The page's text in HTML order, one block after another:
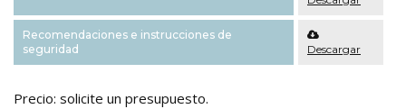
Recomendaciones e instrucciones de
seguridad
Descargar
Precio: solicite un presupuesto.